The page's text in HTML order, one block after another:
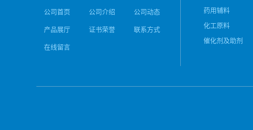
公司首页 公司介绍 公司动态
产品展厅 证书荣誉 联系方式
在线留言
药用辅料
化工原料
催化剂及助剂